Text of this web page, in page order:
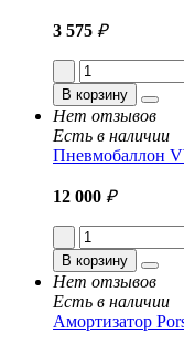
3 575 ₽
В корзину
Нет отзывов
Есть в наличии
Пневмобаллон
12 000 ₽
В корзину
Нет отзывов
Есть в наличии
Амортизатор